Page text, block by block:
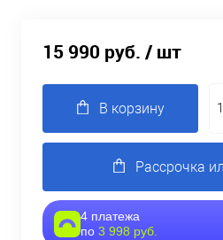
15 990 руб. / шт
В корзину
Рассрочка
4 платежа
по 3 998 руб.